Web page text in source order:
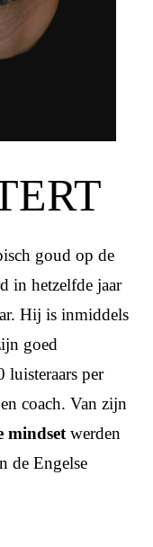
goud op de
in hetzelfde jaar
Hij is inmiddels
goed
luisteraars per
coach. Van zijn
mindset werden
de Engelse